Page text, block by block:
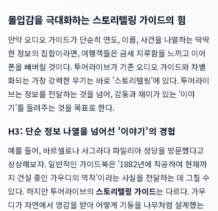
몰입감을 극대화하는 스토리텔링 가이드의 힘
만약 오디오 가이드가 단순히 연도, 이름, 사건을 나열하는 딱딱
한 정보의 집합이라면, 여행객들은 금세 지루함을 느끼고 이어
폰을 빼버릴 것이다. 투어라이브가 기존 오디오 가이드와 차별
화되는 가장 강력한 무기는 바로 '스토리텔링'에 있다. 투어라이
브는 정보를 전달하는 것을 넘어, 감동과 재미가 있는 '이야
기'를 들려주는 것을 목표로 한다.
H3: 단순 정보 나열을 넘어선 '이야기'의 경험
예를 들어, 바르셀로나 사그라다 파밀리아 성당을 방문했다고
상상해보자. 일반적인 가이드북은 '1882년에 착공하여 현재까
지 건설 중인 가우디의 역작'이라는 사실을 전달하는 데 그칠 수
있다. 하지만 투어라이브의 스토리텔링 가이드는 다르다. 가우
디가 자연에서 영감을 받아 어떻게 기둥을 나무처럼 설계했는